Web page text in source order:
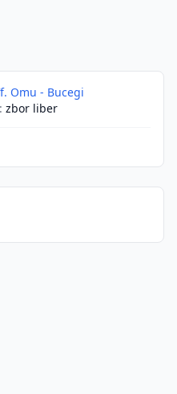
Omu - Bucegi
: zbor liber